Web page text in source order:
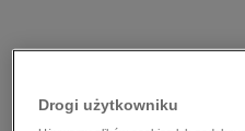
Drogi użytkowniku